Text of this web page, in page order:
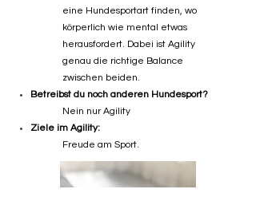
eine Hundesportart finden, wo
körperlich wie mental etwas
herausfordert. Dabei ist Agility
genau die richtige Balance
zwischen beiden.
Betreibst du noch anderen Hundesport?
Nein nur Agility
Ziele im Agility:
Freude am Sport.